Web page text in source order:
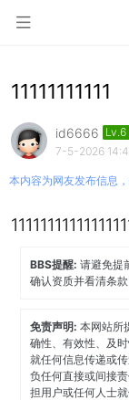
11111111111
id6666 Lv.6
7-5-2026
本内容为网友发布信息
BBS提醒:请避免提
确认资质并看清条款
免责声明:本网站所
确性、有效性、及
就任何信息传递或
负任何直接或间接
担用户或任何人士